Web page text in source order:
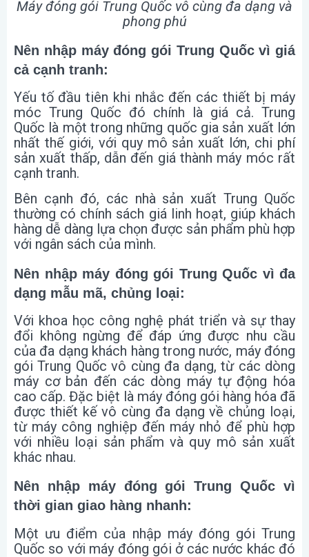
Máy đóng gói Trung Quốc vô cùng đa dạng và
phong phú
Nên nhập máy đóng gói Trung Quốc vì giá
cả cạnh tranh:
Yếu tố đầu tiên khi nhắc đến các thiết bị máy
móc Trung Quốc đó chính là giá cả. Trung
Quốc là một trong những quốc gia sản xuất lớn
nhất thế giới, với quy mô sản xuất lớn, chi phí
sản xuất thấp, dẫn đến giá thành máy móc rất
cạnh tranh.
Bên cạnh đó, các nhà sản xuất Trung Quốc
thường có chính sách giá linh hoạt, giúp khách
hàng dễ dàng lựa chọn được sản phẩm phù hợp
với ngân sách của mình.
Nên nhập máy đóng gói Trung Quốc vì đa
dạng mẫu mã, chủng loại:
Với khoa học công nghệ phát triển và sự thay
đổi không ngừng để đáp ứng được nhu cầu
của đa dạng khách hàng trong nước, máy đóng
gói Trung Quốc vô cùng đa dạng, từ các dòng
máy cơ bản đến các dòng máy tự động hóa
cao cấp. Đặc biệt là máy đóng gói hàng hóa đã
được thiết kế vô cùng đa dạng về chủng loại,
từ máy công nghiệp đến máy nhỏ để phù hợp
với nhiều loại sản phẩm và quy mô sản xuất
khác nhau.
Nên nhập máy đóng gói Trung Quốc vì
thời gian giao hàng nhanh:
Một ưu điểm của nhập máy đóng gói Trung
Quốc so với máy đóng gói ở các nước khác đó